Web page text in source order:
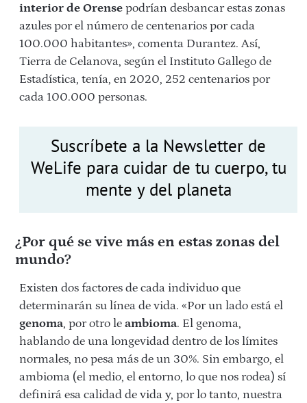
interior de Orense podrían desbancar estas zonas
azules por el número de centenarios por cada
100.000 habitantes», comenta Durantez. Así,
Tierra de Celanova, según el Instituto Gallego de
Estadística, tenía, en 2020, 252 centenarios por
cada 100.000 personas.
Suscríbete a la Newsletter de
WeLife para cuidar de tu cuerpo, tu
mente y del planeta
¿Por qué se vive más en estas zonas del
mundo?
Existen dos factores de cada individuo que
determinarán su línea de vida. «Por un lado está el
genoma, por otro le ambioma. El genoma,
hablando de una longevidad dentro de los límites
normales, no pesa más de un 30%. Sin embargo, el
ambioma (el medio, el entorno, lo que nos rodea) sí
definirá esa calidad de vida y, por lo tanto, nuestra